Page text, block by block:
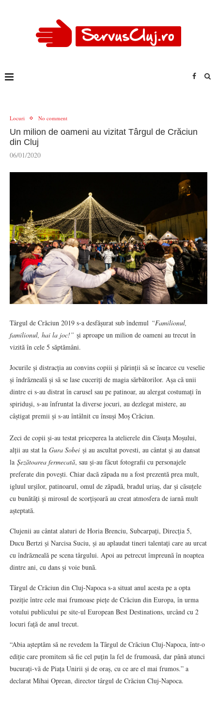
Locuri No comment
Un milion de oameni au vizitat Târgul de Crăciun
din Cluj
06/01/2020
Târgul de Crăciun 2019 s-a desfășurat sub îndemul “Familionul,
familionul, hai la joc!” și aproape un milion de oameni au trecut în
vizită în cele 5 săptămâni.
Jocurile și distracția au convins copiii și părinții să se încarce cu veselie
și îndrăzneală și să se lase cuceriți de magia sărbătorilor. Așa că unii
dintre ei s-au distrat în carusel sau pe patinoar, au alergat costumați în
spiriduși, s-au înfruntat la diverse jocuri, au dezlegat mistere, au
câștigat premii și s-au întâlnit cu însuși Moș Crăciun.
Zeci de copii și-au testat priceperea la atelierele din Căsuța Moșului,
alții au stat la Gura Sobei și au ascultat povesti, au cântat și au dansat
la Șezătoarea fermecată, sau și-au făcut fotografii cu personajele
preferate din povești. Chiar dacă zăpada nu a fost prezentă prea mult,
igluul urșilor, patinoarul, omul de zăpadă, bradul uriaș, dar și căsuțele
cu bunătăți și mirosul de scorțișoară au creat atmosfera de iarnă mult
așteptată.
Clujenii au cântat alaturi de Horia Brenciu, Subcarpați, Direcția 5,
Ducu Bertzi și Narcisa Suciu, și au aplaudat tineri talentați care au urcat
cu îndrăzneală pe scena târgului. Apoi au petrecut împreună în noaptea
dintre ani, cu dans și voie bună.
Târgul de Crăciun din Cluj-Napoca s-a situat anul acesta pe a opta
poziție între cele mai frumoase piețe de Crăciun din Europa, în urma
votului publicului pe site-ul European Best Destinations, urcând cu 2
locuri față de anul trecut.
“Abia așteptăm să ne revedem la Târgul de Crăciun Cluj-Napoca, într-o
ediție care promitem să fie cel puțin la fel de frumoasă, dar până atunci
bucurați-vă de Piața Unirii și de oraș, cu ce are el mai frumos.” a
declarat Mihai Oprean, director târgul de Crăciun Cluj-Napoca.